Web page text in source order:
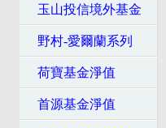
玉山投信境外基金
野村-愛爾蘭系列
荷寶基金淨值
首源基金淨值